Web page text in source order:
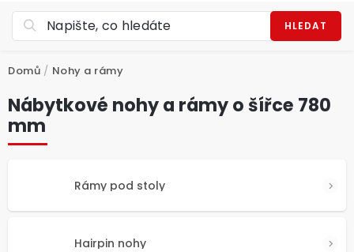
HLEDAT
Domů / Nohy a rámy
Nábytkové nohy a rámy o šířce 780
mm
Rámy pod stoly
Hairpin nohy